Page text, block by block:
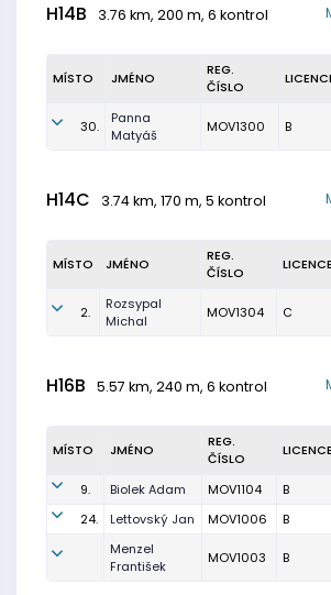
H14B 3.76 km, 200 m, 6 kontrol
MÍSTO JMÉNO
REG.
ČÍSLO
30.
Panna
Matyáš
MOV1300 B
H14C 3.74 km, 170 m, 5 kontrol
MÍSTO JMÉNO
REG.
ČÍSLO
LICENCE
2.
Rozsypal
Michal
MOV1304 C
H16B 5.57 km, 240 m, 6 kontrol
MÍSTO JMÉNO
REG.
ČÍSLO
LICENCE
9. Biolek Adam MOV1104 B
24.
Lettovský Jan MOV1006 B
Menzel
František
MOV1003 B